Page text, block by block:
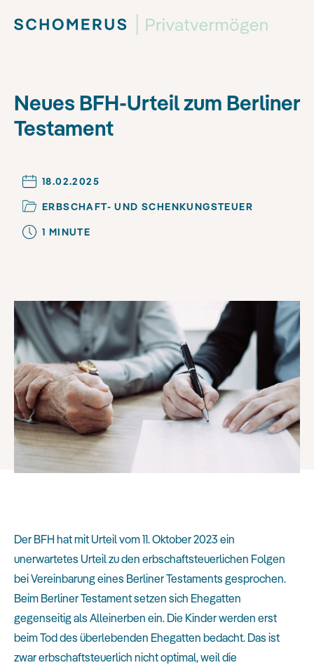
Neues BFH-Urteil zum Berliner
Testament
18.02.2025
ERBSCHAFT- UND SCHENKUNGSTEUER
1 MINUTE
Der BFH hat mit Urteil vom 11. Oktober 2023 ein
unerwartetes Urteil zu den erbschaftsteuerlichen Folgen
bei Vereinbarung eines Berliner Testaments gesprochen.
Beim Berliner Testament setzen sich Ehegatten
gegenseitig als Alleinerben ein. Die Kinder werden erst
beim Tod des überlebenden Ehegatten bedacht. Das ist
zwar erbschaftsteuerlich nicht optimal, weil die